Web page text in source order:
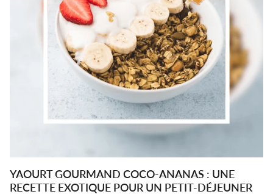
YAOURT GOURMAND COCO-ANANAS : UNE
RECETTE EXOTIQUE POUR UN PETIT-DÉJEUNER